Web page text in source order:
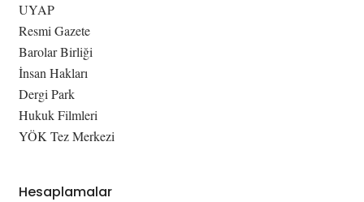
UYAP
Resmi Gazete
Barolar Birliği
İnsan Hakları
Dergi Park
Hukuk Filmleri
YÖK Tez Merkezi
Hesaplamalar